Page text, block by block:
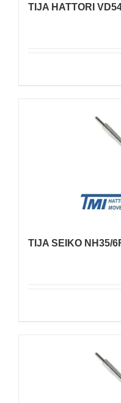
TIJA HATTORI
TIJA SEIKO NH35/